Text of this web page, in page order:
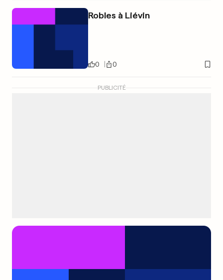
Robles à Liévin
0 0
PUBLICITÉ